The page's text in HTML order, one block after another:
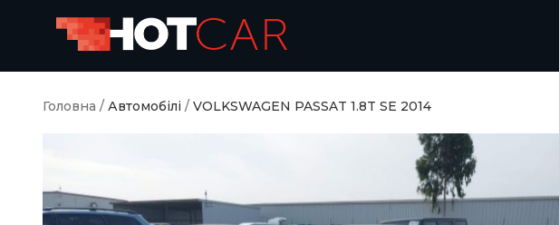
Головна / Автомобілі / VOLKSWAGEN PASSAT 1.8T SE 2014